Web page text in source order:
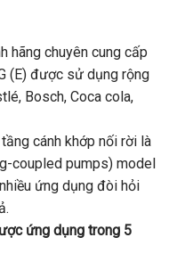
hãng chuyên cung cấp
(E) được sử dụng rộng
Bosch, Coca cola,
cánh khớp nối rời là
coupled pumps) model
ứng dụng đòi hỏi
ứng dụng trong 5